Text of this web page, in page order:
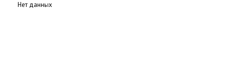
Нет данных